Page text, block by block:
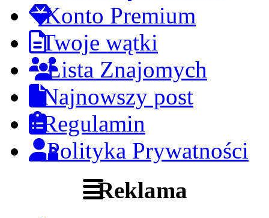
Konto Premium
Twoje wątki
Lista Znajomych
Najnowszy post
Regulamin
Polityka Prywatności
Reklama